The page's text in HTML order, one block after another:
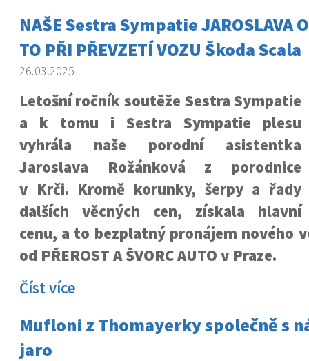
NAŠE Sestra Sympatie JAROSLAVA
TO PŘI PŘEVZETÍ VOZU Škoda Scala
26.03.2025
Letošní ročník soutěže Sestra Sympatie
a k tomu i Sestra Sympatie plesu
vyhrála naše porodní asistentka
Jaroslava Rožánková z porodnice
v Krči. Kromě korunky, šerpy a řady
dalších věcných cen, získala hlavní
cenu, a to bezplatný pronájem nového
od PŘEROST A ŠVORC AUTO v Praze.
Číst více
Mufloni z Thomayerky společně s
jaro